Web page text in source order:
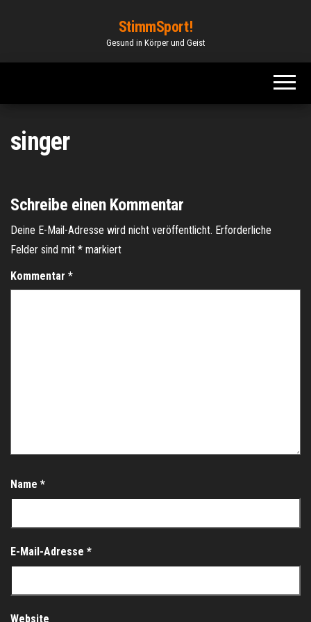
StimmSport!
Gesund in Körper und Geist
singer
Schreibe einen Kommentar
Deine E-Mail-Adresse wird nicht veröffentlicht. Erforderliche
Felder sind mit * markiert
Kommentar *
Name *
E-Mail-Adresse *
Website